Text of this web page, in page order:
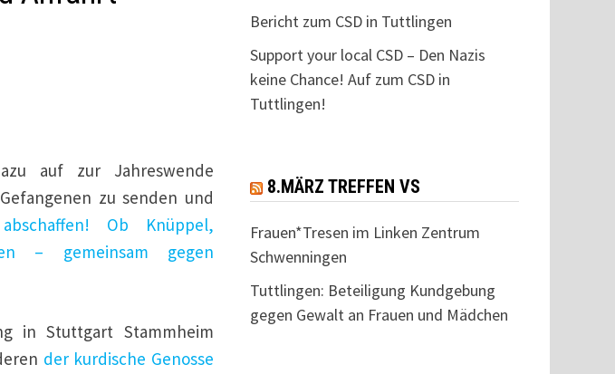
auf zur Jahreswende
zu senden und
Ob Knüppel,
– gemeinsam gegen
in Stuttgart Stammheim
der kurdische Genosse
Bericht zum CSD in Tuttlingen
Support your local CSD – Den Nazis
keine Chance! Auf zum CSD in
Tuttlingen!
8.MÄRZ TREFFEN VS
Frauen*Tresen im Linken Zentrum
Schwenningen
Tuttlingen: Beteiligung Kundgebung
gegen Gewalt an Frauen und Mädchen